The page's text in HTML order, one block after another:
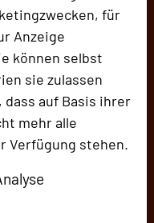
für
Anzeige
können selbst
sie zulassen
auf Basis ihrer
mehr alle
Verfügung stehen.